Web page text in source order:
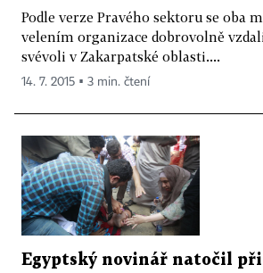
Podle verze Pravého sektoru se oba
velením organizace dobrovolně
svévoli v Zakarpatské oblasti....
14. 7. 2015 ▪ 3 min. čtení
Egyptský novinář natočil